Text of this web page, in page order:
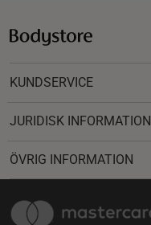
KUNDSERVICE
JURIDISK INFORMATION
ÖVRIG INFORMATION